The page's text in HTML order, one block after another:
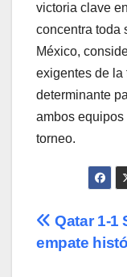
victoria clave
concentra toda
México,
exigentes de la
determinante
ambos equipos
torneo.
de
Qatar 1-1
empate